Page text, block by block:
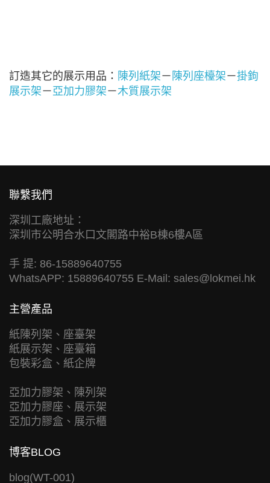
訂造其它的展示用品： 陳列紙架－ 陳列座檯架－掛鉤
展示架－亞加力膠架－木質展示架
聯繫我們
深圳工廠地址：
深圳市公明合水口文閣路中裕B棟6樓A區
手 提: 86-15889640755
WhatsAPP: 15889640755 E-Mail: sales@lokmei.hk
主營產品
紙陳列架、座臺架
紙展示架、座臺箱
包裝彩盒、紙企牌
亞加力膠架、陳列架
亞加力膠座、展示架
亞加力膠盒、展示櫃
博客BLOG
blog(WT-001)